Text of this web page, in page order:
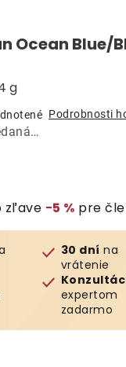
Ocean Blue/
g
Podrobnosti
zľave −5 % pre
30 dní na
vrátenie
expertom
zadarmo